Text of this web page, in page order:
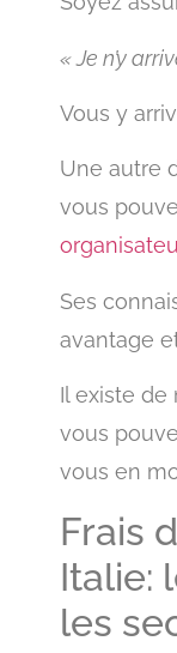
« Je n’y
Vous y
Une autre
vous
Ses
avantage
Il existe de
vous
vous en
Frais
Italie:
les